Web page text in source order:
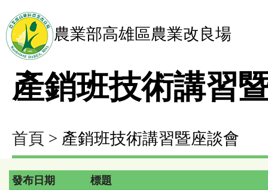
農業部高雄區農業改良場
產銷班技術講習
首頁 > 產銷班技術講習暨座談會
發布日期 標題